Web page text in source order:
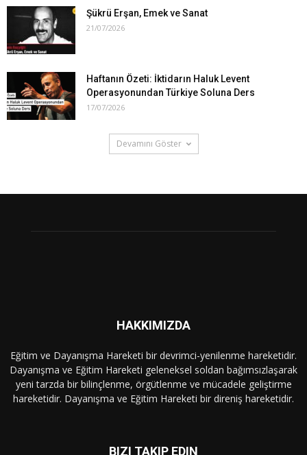
Şükrü Erşan, Emek ve Sanat
21/07/2026
Haftanın Özeti: İktidarın Haluk Levent
Operasyonundan Türkiye Soluna Ders
17/07/2026
Devamını Göster
HAKKIMIZDA
Eğitim ve Dayanışma Hareketi bir devrimci-yenilenme hareketidir.
Dayanışma ve Eğitim Hareketi geleneksel soldan bağımsızlaşarak
yeni tarzda bir bilinçlenme, örgütlenme ve mücadele geliştirme
hareketidir. Dayanışma ve Eğitim Hareketi bir direniş hareketidir.
BIZI TAKIP EDIN